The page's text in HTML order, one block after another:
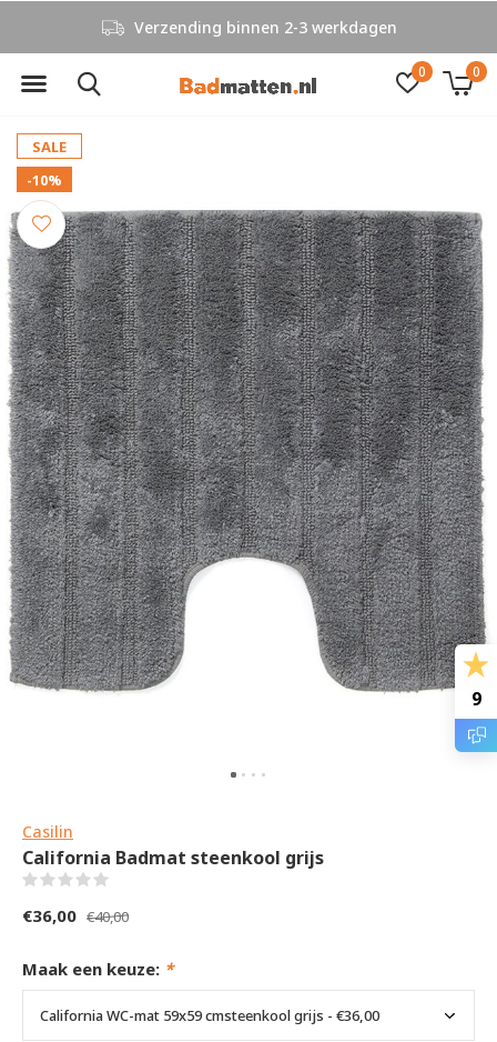
0 0
Verzending binnen 2-3 werkdagen
SALE
-10%
Casilin
California Badmat steenkool grijs
€36,00 €40,00
Maak een keuze: *
9